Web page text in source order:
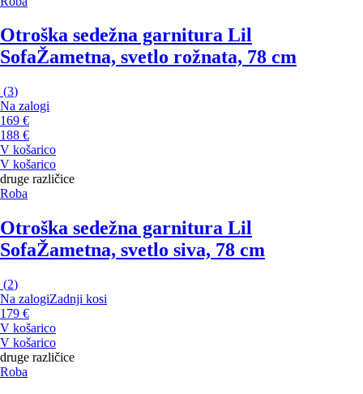
Otroška sedežna garnitura Lil
SofaŽametna, svetlo rožnata, 78 cm
(3)
Na zalogi
169 €
188 €
V košarico
V košarico
druge različice
Roba
Otroška sedežna garnitura Lil
SofaŽametna, svetlo siva, 78 cm
(2)
Na zalogiZadnji kosi
179 €
V košarico
V košarico
druge različice
Roba